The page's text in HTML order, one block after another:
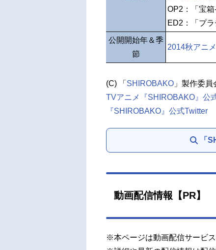
OP2：「宝箱
ED2：「プ
公開開始年＆季
節
2014秋アニメ
(C) 「 SHIROBAKO 」製作委員
TVアニメ『SHIROBAKO』公
『SHIROBAKO』公式Twitter
「
動画配信情報【PR】
※本ページは動画配信サービ